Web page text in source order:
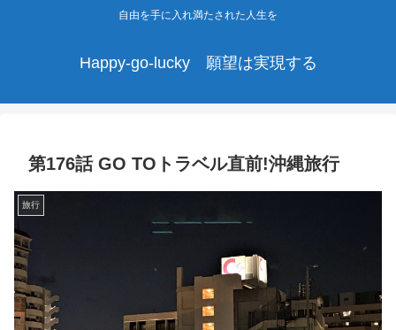
自由を手に入れ満たされた人生を
Happy-go-lucky 願望は実現する
第176話 GO TOトラベル直前!沖縄旅行
旅行